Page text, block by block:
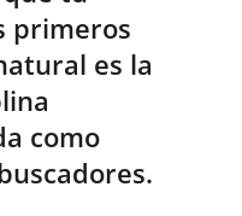
primeros
es la
como